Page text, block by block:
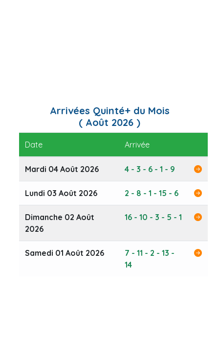
Arrivées Quinté+ du Mois
( Août 2026 )
Date Arrivée
Mardi 04 Août 2026 4 - 3 - 6 - 1 - 9
Lundi 03 Août 2026 2 - 8 - 1 - 15 - 6
Dimanche 02 Août
2026
16 - 10 - 3 - 5 - 1
Samedi 01 Août 2026
7 - 11 - 2 - 13 -
14